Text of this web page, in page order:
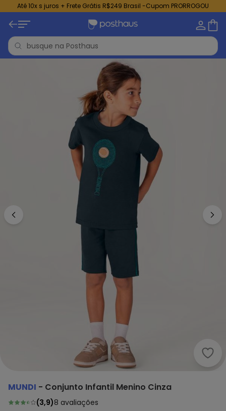
Até 10x s juros + Frete Grátis R$249 Brasil -Cupom PRORROGOU
MUNDI - Conjunto Infantil Menino Cinza
(3,9)8 avaliações